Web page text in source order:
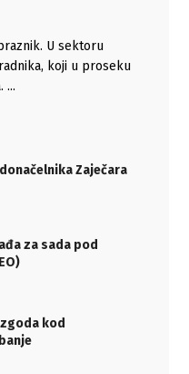
U sektoru
koji u proseku
...
Zaječara
za sada pod
kod